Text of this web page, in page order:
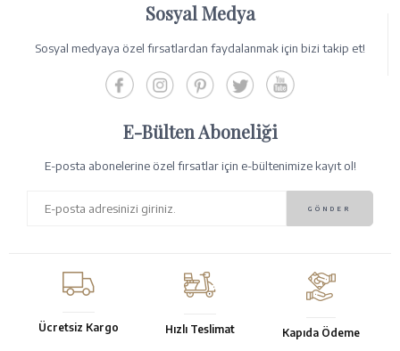
Sosyal Medya
Sosyal medyaya özel fırsatlardan faydalanmak için bizi takip et!
E-Bülten Aboneliği
E-posta abonelerine özel fırsatlar için e-bültenimize kayıt ol!
Ücretsiz Kargo Hızlı Teslimat Kapıda Ödeme